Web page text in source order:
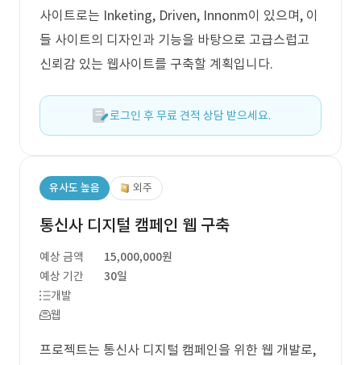
사이트로는 Inketing, Driven, Innonm이 있으며, 이
들 사이트의 디자인과 기능을 바탕으로 고급스럽고
신뢰감 있는 웹사이트를 구축할 계획입니다.
로그인 후 무료 견적 상담 받으세요.
유사도 높음 외주
통신사 디지털 캠페인 웹 구축
예상 금액
15,000,000원
예상 기간
30일
개발
웹
프로젝트는 통신사 디지털 캠페인을 위한 웹 개발로,